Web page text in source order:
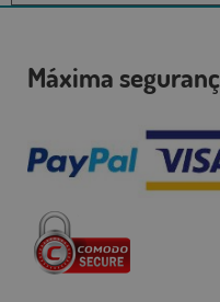
Máxima